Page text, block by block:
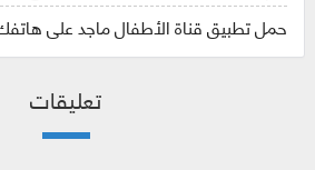
حمل تطبيق قناة الأطفال ماجد على
تعليقات